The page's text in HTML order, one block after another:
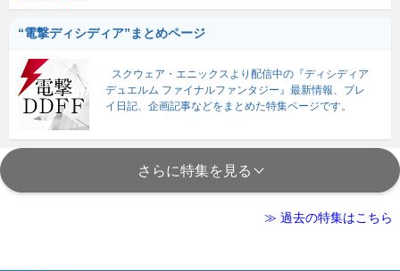
“電撃ディシディア”まとめページ
スクウェア・エニックスより配信中の『ディシディア
デュエルム ファイナルファンタジー』最新情報、プレ
イ日記、企画記事などをまとめた特集ページです。
さらに特集を見る
≫ 過去の特集はこちら